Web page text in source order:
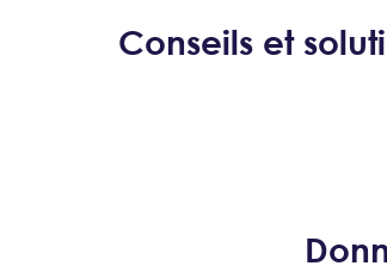
Conseils et